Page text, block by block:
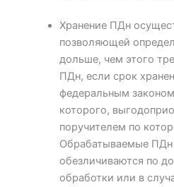
Хранение ПДн
позволяющей
дольше, чем этого
ПДн, если срок
федеральным
которого,
поручителем по
Обрабатываемые
обезличиваются по
обработки или в